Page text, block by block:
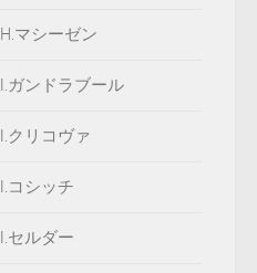
H.マシーゼン
I.ガンドラブール
I.クリコヴァ
I.コシッチ
I.セルダー